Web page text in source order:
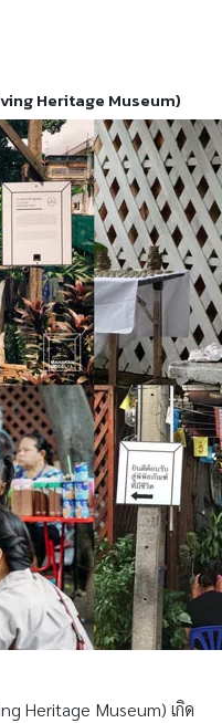
Heritage Museum)
Heritage Museum) เกิด